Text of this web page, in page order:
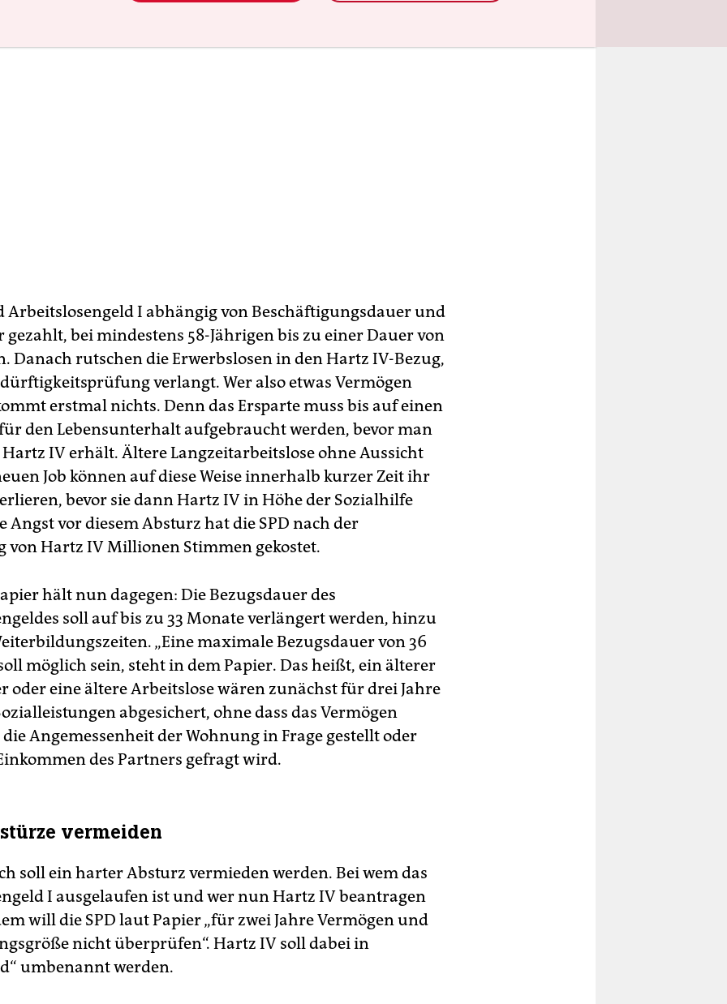
Arbeitslosengeld I abhängig von Beschäftigungsdauer und
gezahlt, bei mindestens 58-Jährigen bis zu einer Dauer von
Danach rutschen die Erwerbslosen in den Hartz IV-Bezug,
verlangt. Wer also etwas Vermögen
erstmal nichts. Denn das Ersparte muss bis auf einen
den Lebensunterhalt aufgebraucht werden, bevor man
IV erhält. Ältere Langzeitarbeitslose ohne Aussicht
Job können auf diese Weise innerhalb kurzer Zeit ihr
bevor sie dann Hartz IV in Höhe der Sozialhilfe
Angst vor diesem Absturz hat die SPD nach der
von Hartz IV Millionen Stimmen gekostet.
hält nun dagegen: Die Bezugsdauer des
soll auf bis zu 33 Monate verlängert werden, hinzu
„Eine maximale Bezugsdauer von 36
möglich sein, steht in dem Papier. Das heißt, ein älterer
oder eine ältere Arbeitslose wären zunächst für drei Jahre
abgesichert, ohne dass das Vermögen
Angemessenheit der Wohnung in Frage gestellt oder
des Partners gefragt wird.
vermeiden
soll ein harter Absturz vermieden werden. Bei wem das
I ausgelaufen ist und wer nun Hartz IV beantragen
will die SPD laut Papier „für zwei Jahre Vermögen und
nicht überprüfen“. Hartz IV soll dabei in
umbenannt werden.